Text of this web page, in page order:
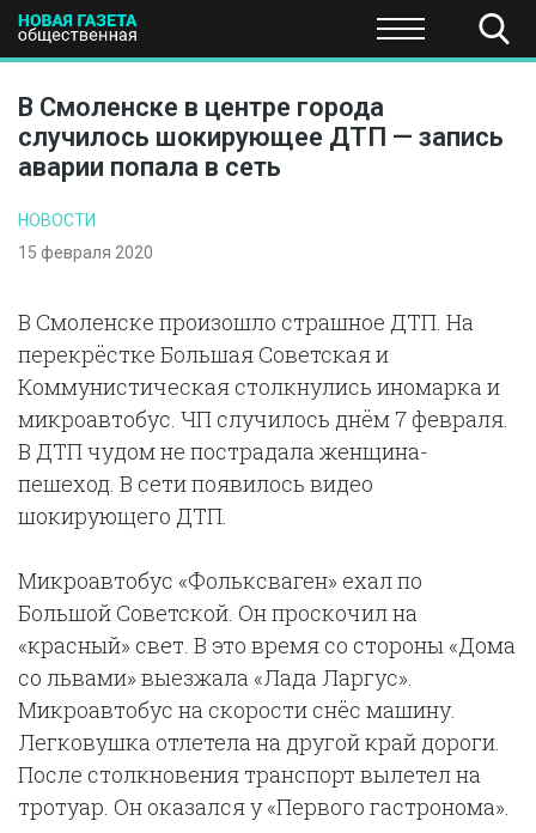
ПОЛИТИКА ЭКОНОМИКА НАУКА И
В Смоленске в центре города
случилось шокирующее ДТП — запись
аварии попала в сеть
НОВОСТИ
15 февраля 2020
В Смоленске произошло страшное ДТП. На
перекрёстке Большая Советская и
Коммунистическая столкнулись иномарка и
микроавтобус. ЧП случилось днём 7 февраля.
В ДТП чудом не пострадала женщина-
пешеход. В сети появилось видео
шокирующего ДТП.
Микроавтобус «Фольксваген» ехал по
Большой Советской. Он проскочил на
«красный» свет. В это время со стороны «Дома
со львами» выезжала «Лада Ларгус».
Микроавтобус на скорости снёс машину.
Легковушка отлетела на другой край дороги.
После столкновения транспорт вылетел на
тротуар. Он оказался у «Первого гастронома».